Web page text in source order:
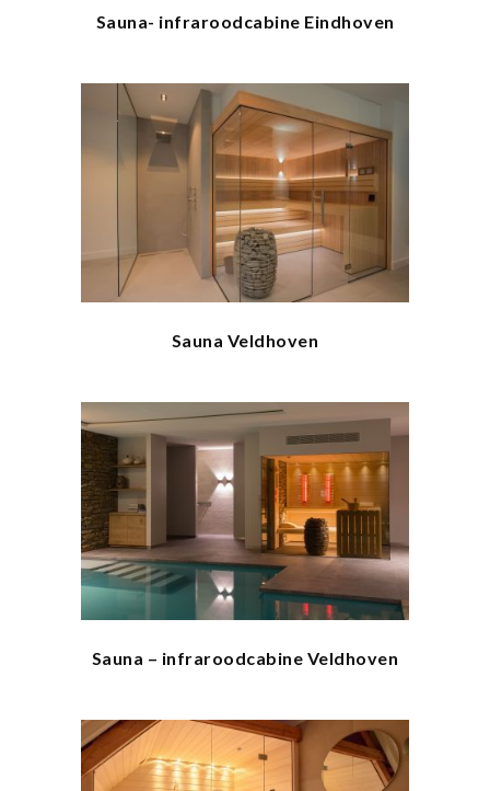
Sauna- infraroodcabine Eindhoven
Sauna Veldhoven
Sauna – infraroodcabine Veldhoven